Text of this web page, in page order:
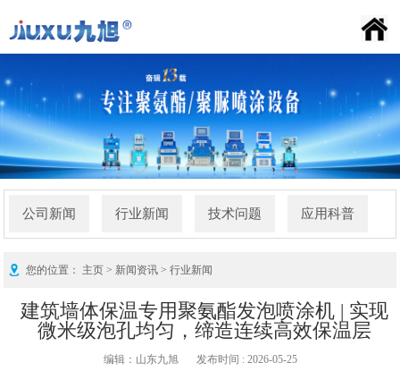
九旭首页
公司简介
产品中心
喷涂机百科
新闻资讯
施工案例
荣誉资质
联系我们
公司新闻 行业新闻 技术问题 应用科普
您的位置： 主页> 新闻资讯> 行业新闻
建筑墙体保温专用聚氨酯发泡喷涂机 | 实现
微米级泡孔均匀，缔造连续高效保温层
编辑：山东九旭 发布时间 : 2026-05-25